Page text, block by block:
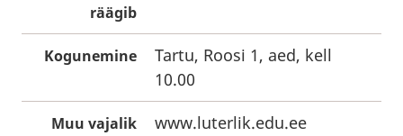
räägib
Kogunemine
Tartu, Roosi 1, aed, kell
10.00
Muu vajalik
www.luterlik.edu.ee